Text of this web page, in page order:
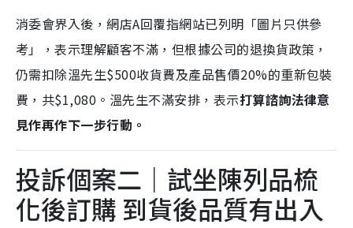
消委會界入後，網店A回覆指網站已列明「圖片只供參
考」，表示理解顧客不滿，但根據公司的退換貨政策，
仍需扣除溫先生$500收貨費及產品售價20%的重新包裝
費，共$1,080。溫先生不滿安排，表示打算諮詢法律意
見作再作下一步行動。
投訴個案二｜試坐陳列品梳
化後訂購 到貨後品質有出入